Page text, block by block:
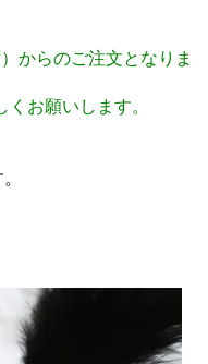
からのご注文となりま
お願いします。